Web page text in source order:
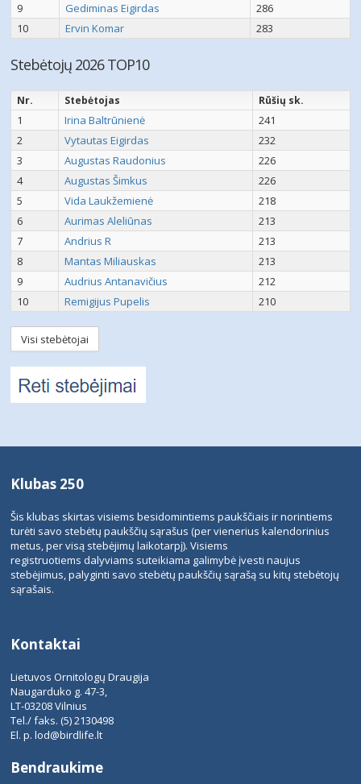
9
Gediminas Eigirdas
286
10
Ervin Komar 283
Stebėtojų 2026 TOP10
Nr. Stebėtojas Rūšių sk.
1 Irina Baltrūnienė
241
2
Vytautas Eigirdas
232
3
Augustas Raudonius
226
4
Augustas Šimkus
226
5
Vida Laukžemienė
218
6
Aurimas Aleliūnas
213
7
Andrius R
213
8
Mantas Miliauskas
213
9
Audrius Antanavičius
212
10
Remigijus Pupelis 210
Visi stebėtojai
Klubas 250
Šis klubas skirtas visiems besidomintiems paukščiais ir norintiems
turėti savo stebėtų paukščių sąrašus (per vienerius kalendorinius
metus, per visą stebėjimų laikotarpį). Visiems
registruotiems dalyviams suteikiama galimybė įvesti naujus
stebėjimus, palyginti savo stebėtų paukščių sąrašą su kitų stebėtojų
sąrašais.
Kontaktai
Lietuvos Ornitologų Draugija
Naugarduko g. 47-3,
LT-03208 Vilnius
Tel./ faks. (5) 2130498
El. p. lod@birdlife.lt
Bendraukime